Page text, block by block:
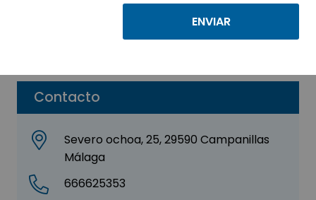
Contacto
Severo ochoa, 25, 29590 Campanillas
Málaga
666625353
INFORMACIÓN, INFORMÁTICA Y